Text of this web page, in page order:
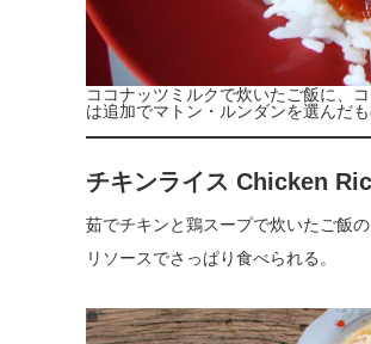
ココナッツミルクで炊いたご飯に、
は追加でマトン・ルンダンを選んだ
チキンライス Chicken
茹でチキンと鶏スープで炊いたご飯
リソースでさっぱり食べられる。